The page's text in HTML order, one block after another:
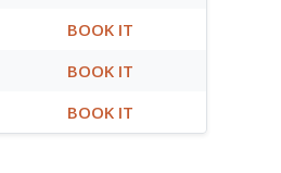
BOOK IT
BOOK IT
BOOK IT